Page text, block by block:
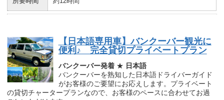
【日本語専用車】バンクーバー観光に
便利♪ 完全貸切プライベートプラン
バンクーバー発着★ 日本語
バンクーバーを熟知した日本語ドライバーガイド
がお客様のご要望にお応えします。プライベート
の貸切チャータープランなので、お客様のペースに合わせてお過